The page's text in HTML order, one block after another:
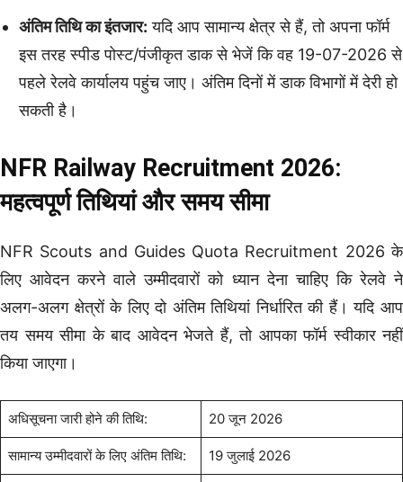
अंतिम तिथि का इंतजार: यदि आप सामान्य क्षेत्र से हैं, तो अपना फॉर्म
इस तरह स्पीड पोस्ट/पंजीकृत डाक से भेजें कि वह 19-07-2026 से
पहले रेलवे कार्यालय पहुंच जाए। अंतिम दिनों में डाक विभागों में देरी हो
सकती है।
NFR Railway Recruitment 2026:
महत्वपूर्ण तिथियां और समय सीमा
NFR Scouts and Guides Quota Recruitment 2026 के
लिए आवेदन करने वाले उम्मीदवारों को ध्यान देना चाहिए कि रेलवे ने
अलग-अलग क्षेत्रों के लिए दो अंतिम तिथियां निर्धारित की हैं। यदि आप
तय समय सीमा के बाद आवेदन भेजते हैं, तो आपका फॉर्म स्वीकार नहीं
किया जाएगा।
अधिसूचना जारी होने की तिथि: 20 जून 2026
सामान्य उम्मीदवारों के लिए अंतिम तिथि: 19 जुलाई 2026